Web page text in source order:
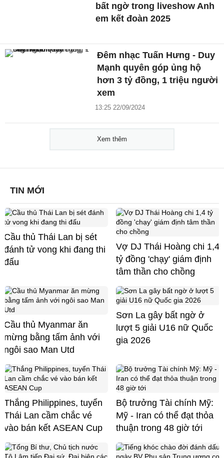
bất ngờ trong liveshow Anh
em kết đoàn 2025
Đêm nhạc Tuấn Hưng - Duy
Mạnh quyên góp ủng hộ
hơn 3 tỷ đồng, 1 triệu người
xem
13:25 22/09/2024
Xem thêm
TIN MỚI
Cầu thủ Thái Lan bị sét
đánh tử vong khi đang thi
đấu
Vợ DJ Thái Hoàng chi 1,4
tỷ đồng 'chạy' giám định
tâm thần cho chồng
Cầu thủ Myanmar ăn
mừng bằng tấm ảnh với
ngôi sao Man Utd
Sơn La gây bất ngờ ở
lượt 5 giải U16 nữ Quốc
gia 2026
Thắng Philippines, tuyển
Thái Lan cầm chắc vé
vào bán kết ASEAN Cup
Bộ trưởng Tài chính Mỹ:
Mỹ - Iran có thể đạt thỏa
thuận trong 48 giờ tới